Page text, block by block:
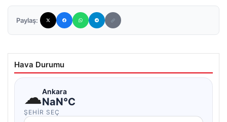
Paylaş:
Hava Durumu
☁Ankara
NaN°C
ŞEHIR SEÇ